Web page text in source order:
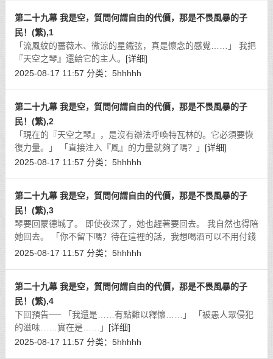
第二十九幕 我是空，質問何謂自由的代價，那是不畏風暴的子
民！(繁),1
「流風紋的薔薇木、微涼的星鐵弦，真是懷念的感覺……」 我把
『天空之琴』還給它的主人。 [详细]
2025-08-17 11:57 分类： 5hhhhh
第二十九幕 我是空，質問何謂自由的代價，那是不畏風暴的子
民！(繁),2
「現在的『天空之琴』，是沒有辦法呼喚特瓦林的。它必須要恢
復力量。」 「直接注入『風』的力量就夠了嗎？」 [详细]
2025-08-17 11:57 分类： 5hhhhh
第二十九幕 我是空，質問何謂自由的代價，那是不畏風暴的子
民！(繁),3
琴要回蒙德城了。 即使夜深了，她也趕著要回去。 我自然也得陪
她回去。 「你不留下嗎？待在這裡的話，我想喝酒可以不用付錢
哦！」[详细]
2025-08-17 11:57 分类： 5hhhhh
第二十九幕 我是空，質問何謂自由的代價，那是不畏風暴的子
民！(繁),4
下回預告── 「我還是……有點難以釋懷……」 「被愚人眾侵犯
的滋味……實在是……」 [详细]
2025-08-17 11:57 分类： 5hhhhh